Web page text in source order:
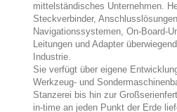
mittelständisches Unternehmen.
Steckverbinder,
Navigationssystemen, On-Board-
Leitungen und Adapter
Industrie.
Sie verfügt über eigene
Werkzeug- und
Stanzerei bis hin zur
in-time an jeden Punkt der Erde